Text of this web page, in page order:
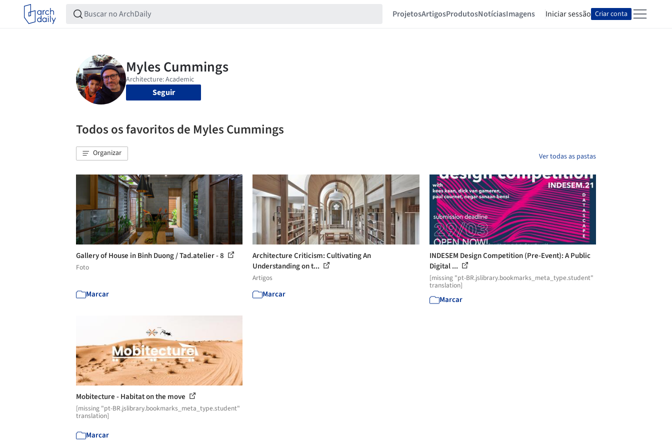
ProjetosArtigosProdutosNotíciasImagens Iniciar sessão Criar conta
Seguir
Todos os favoritos de Myles Cummings
Organizar Ver todas as pastas
Gallery of House in Binh Duong / Tad.atelier - 8
Foto
Marcar
Architecture Criticism: Cultivating An
Understanding on t...
Artigos
Marcar
INDESEM Design Competition (Pre-Event): A Public
Digital ...
[missing "pt-BR.jslibrary.bookmarks_meta_type.student"
translation]
Marcar
Mobitecture - Habitat on the move
[missing "pt-BR.jslibrary.bookmarks_meta_type.student"
translation]
Marcar